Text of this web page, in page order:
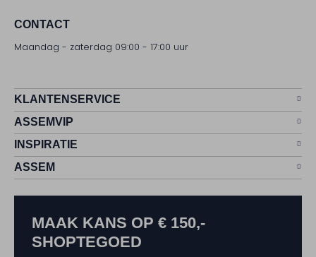
CONTACT
Maandag - zaterdag 09:00 - 17:00 uur
KLANTENSERVICE
ASSEMVIP
INSPIRATIE
ASSEM
MAAK KANS OP € 150,-
SHOPTEGOED